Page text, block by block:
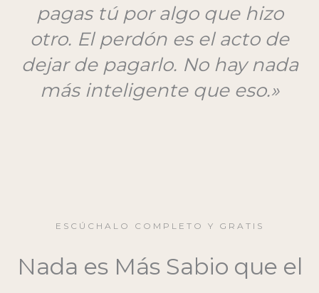
pagas tú por algo que hizo
otro. El perdón es el acto de
dejar de pagarlo. No hay nada
más inteligente que eso.»
ESCÚCHALO COMPLETO Y GRATIS
Nada es Más Sabio que el